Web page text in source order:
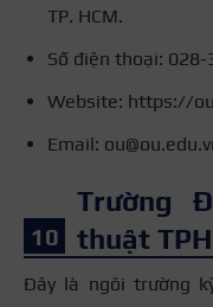
TP. HCM.
Số điện thoại: 028-
Website: https://
Email:
Trường
thuật
Đây là ngôi trường